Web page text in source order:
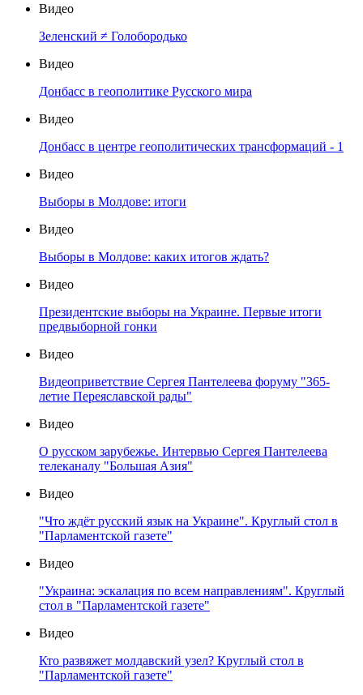
Видео
Зеленский ≠ Голобородько
Видео
Донбасс в геополитике Русского мира
Видео
Донбасс в центре геополитических трансформаций - 1
Видео
Выборы в Молдове: итоги
Видео
Выборы в Молдове: каких итогов ждать?
Видео
Президентские выборы на Украине. Первые итоги
предвыборной гонки
Видео
Видеоприветствие Сергея Пантелеева форуму "365-
летие Переяславской рады"
Видео
О русском зарубежье. Интервью Сергея Пантелеева
телеканалу "Большая Азия"
Видео
"Что ждёт русский язык на Украине". Круглый стол в
"Парламентской газете"
Видео
"Украина: эскалация по всем направлениям". Круглый
стол в "Парламентской газете"
Видео
Кто развяжет молдавский узел? Круглый стол в
"Парламентской газете"